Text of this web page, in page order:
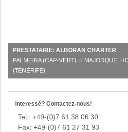
départ
du
Cap-
Vert
Alboran
Charter
PRESTATAIRE: ALBORAN CHARTER
PALMEIRA (CAP-VERT) ⇨ MAJORQUE,
(TÉNÉRIFE)
Interessé? Contactez-nous!
Tel.: +49-(0)7 61 38 06 30
Fax: +49-(0)7 61 27 31 93